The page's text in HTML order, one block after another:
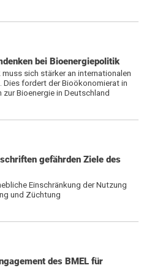
bei Bioenergiepolitik
sich stärker an internationalen
Dies fordert der Bioökonomierat in
Bioenergie in Deutschland
gefährden Ziele des
Einschränkung der Nutzung
und Züchtung
des BMEL für